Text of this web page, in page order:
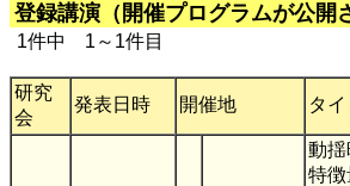
登録講演（開催プログラムが公開
1件中 1～1件目
研究
会
発表日時 開催地 タ
動揺
特徴